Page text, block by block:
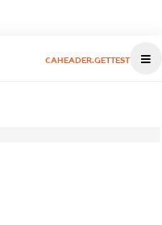
CAHEADER.GETTEST